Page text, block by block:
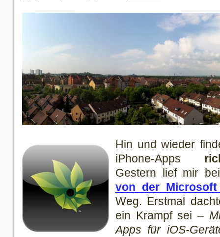
Hin und wieder
iPhone-Apps
Gestern lief mir
von der
Weg. Erstmal
ein Krampf sei –
Apps für iOS-